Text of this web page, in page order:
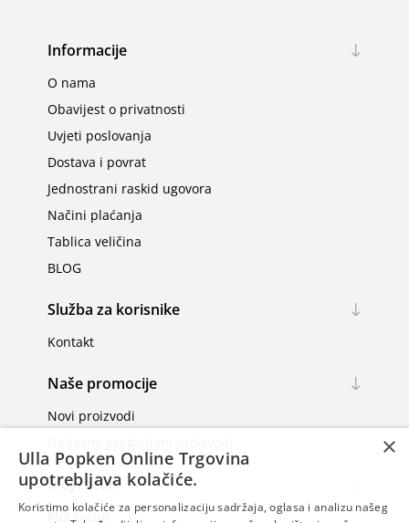
Informacije
O nama
Obavijest o privatnosti
Uvjeti poslovanja
Dostava i povrat
Jednostrani raskid ugovora
Načini plaćanja
Tablica veličina
BLOG
Služba za korisnike
Kontakt
Naše promocije
Novi proizvodi
Moj račun
Moj račun
×
Ulla Popken Online Trgovina
upotrebljava kolačiće.
Koristimo kolačiće za personalizaciju sadržaja, oglasa i analizu našeg